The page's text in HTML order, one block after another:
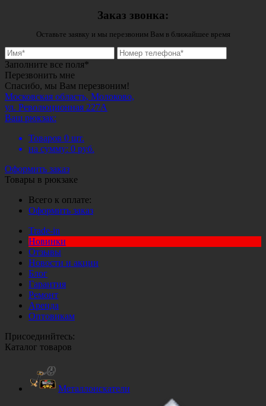
Заказ звонка:
Оставьте заявку и мы перезвоним Вам в ближайшее время
Заполните все поля*
Перезвонить мне
Спасибо, мы Вам перезвоним!
Московская область, Молоково,
ул. Революционная 227А
Ваш рюкзак:
Товаров 0 шт.
на сумму: 0 руб.
Оформить заказ
Товары в рюкзаке
Всего к оплате:
Оформить заказ
Trade-in
Новинки
Отзывы
Новости и акции
Блог
Гарантия
Ремонт
Аренда
Оптовикам
Присоединйтесь:
Каталог товаров
Металлоискатели